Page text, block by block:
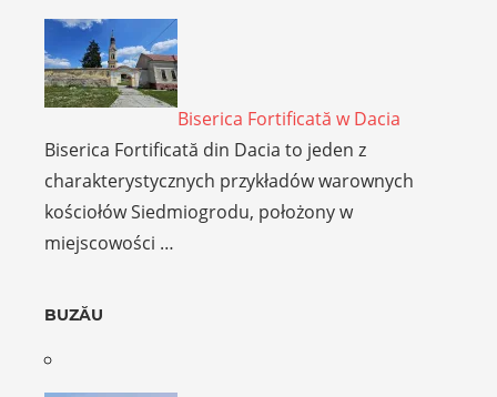
Biserica Fortificată w Dacia
Biserica Fortificată din Dacia to jeden z
charakterystycznych przykładów warownych
kościołów Siedmiogrodu, położony w
miejscowości …
BUZĂU